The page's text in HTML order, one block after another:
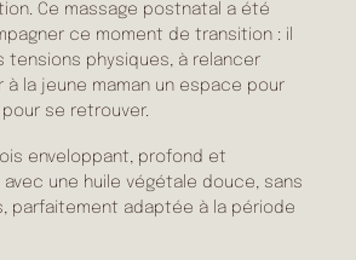
Ce massage postnatal a été
ce moment de transition : il
tensions physiques, à relancer
à la jeune maman un espace pour
se retrouver.
enveloppant, profond et
une huile végétale douce, sans
parfaitement adaptée à la période